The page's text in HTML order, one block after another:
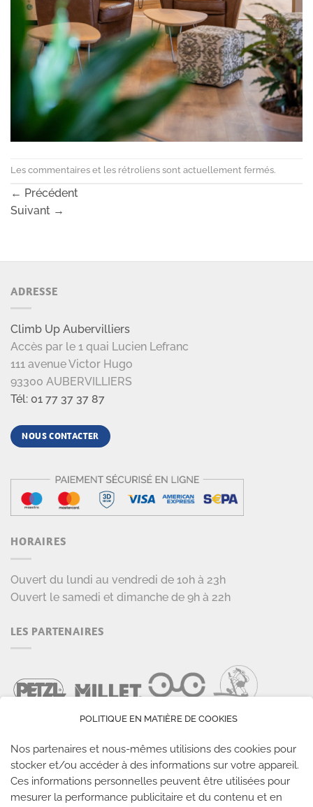
Les commentaires et les rétroliens sont actuellement fermés.
← Précédent
Suivant →
ADRESSE
Climb Up Aubervilliers
Accès par le 1 quai Lucien Lefranc
111 avenue Victor Hugo
93300 AUBERVILLIERS
Tél: 01 77 37 37 87
NOUS CONTACTER
HORAIRES
Ouvert du lundi au vendredi de 10h à 23h
Ouvert le samedi et dimanche de 9h à 22h
LES PARTENAIRES
LES SALLES CLIMB UP
POLITIQUE EN MATIÈRE DE COOKIES
Nos partenaires et nous-mêmes utilisions des cookies pour
stocker et/ou accéder à des informations sur votre appareil.
Ces informations personnelles peuvent être utilisées pour
mesurer la performance publicitaire et du contenu et en